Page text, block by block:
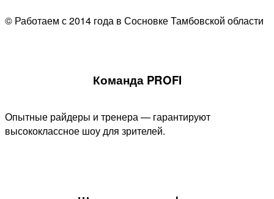
© Работаем с 2014 года в Сосновке Тамбовской области
Команда PROFI
Опытные райдеры и тренера — гарантируют
высококлассное шоу для зрителей.